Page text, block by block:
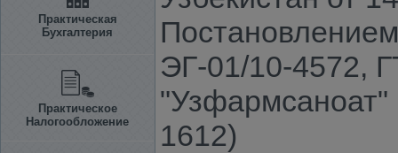
Практическая
Бухгалтерия
Практическое
Налогообложение
ЭГ-01/10-4572,
"Узфармсаноат"
1612)